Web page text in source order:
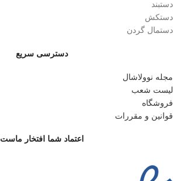
دستبند
دستکش
دستمال گردن
دسترسی سریع
مجله نوولاشال
لیست شعب
فروشگاه
قوانین و مقررات
اعتماد شما افتخار ماست